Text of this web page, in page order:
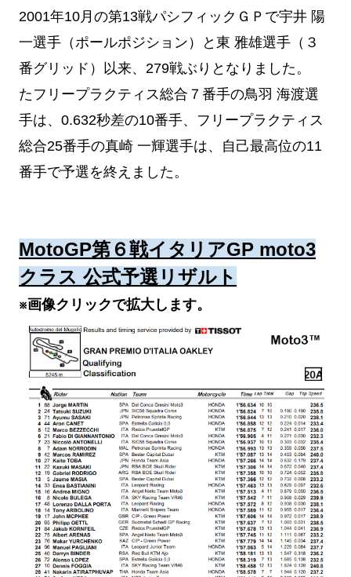
2001年10月の第13戦パシフィックＧＰで宇井 陽
一選手（ポールポジション）と東 雅雄選手（３
番グリッド）以来、279戦ぶりとなりました。
たフリープラクティス総合７番手の鳥羽 海渡選
手は、0.632秒差の10番手、フリープラクティス
総合25番手の真崎 一輝選手は、自己最高位の11
番手で予選を終えました。
MotoGP第６戦イタリアGP moto3
クラス 公式予選リザルト
※画像クリックで拡大します。